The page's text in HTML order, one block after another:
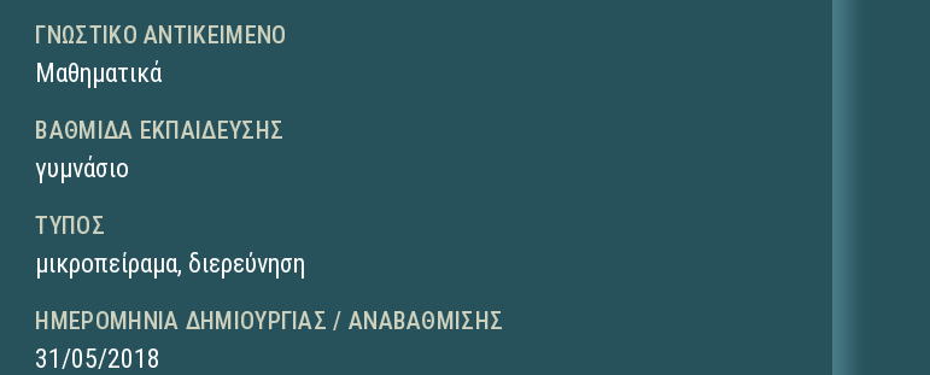
ΓΝΩΣΤΙΚΌ ΑΝΤΙΚΕΊΜΕΝΟ
Μαθηματικά
ΒΑΘΜΊΔΑ ΕΚΠΑΊΔΕΥΣΗΣ
γυμνάσιο
ΤΎΠΟΣ
μικροπείραμα, διερεύνηση
ΗΜΕΡΟΜΗΝΊΑ ΔΗΜΙΟΥΡΓΊΑΣ / ΑΝΑΒΆΘΜΙΣΗΣ
31/05/2018